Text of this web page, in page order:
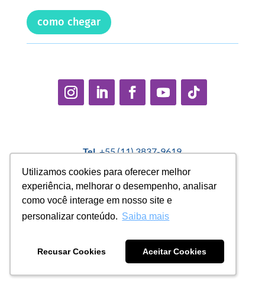
Utilizamos cookies para oferecer melhor
experiência, melhorar o desempenho, analisar
como você interage em nosso site e
personalizar conteúdo. Saiba mais
Recusar Cookies Aceitar Cookies
Utilizamos cookies para oferecer melhor
experiência, melhorar o desempenho, analisar
como você interage em nosso site e
personalizar conteúdo. Saiba mais
Recusar Cookies Aceitar Cookies
como chegar
Tel.+55 (11) 3837-9619
Política Interna de Proteção de Dados |Encarregado de
Dados: Marcelo Correa |
denuncias@casadopequenocidadao.org.br